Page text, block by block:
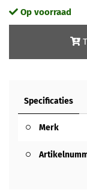
Op voorraad
Specificaties
Merk